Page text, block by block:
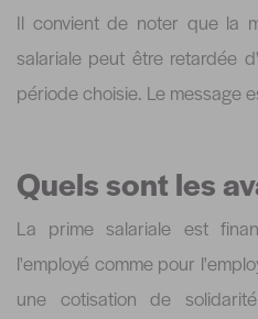
Il convient de noter que la
salariale peut être retardée
période choisie. Le message
Quels sont les
La prime salariale est
l'employé comme pour
une cotisation de